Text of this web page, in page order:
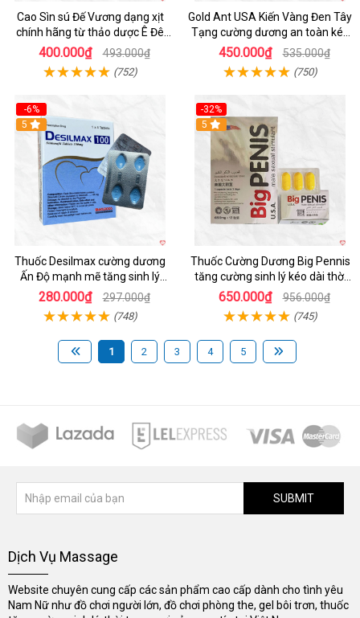
Cao Sìn sú Đế Vương dạng xịt
chính hãng từ thảo dược Ê Đê
Việt Nam
400.000₫ 493.000₫
(752)
Gold Ant USA Kiến Vàng Đen Tây
Tạng cường dương an toàn kéo
dài
450.000₫ 535.000₫
(750)
-6%
5
Thuốc Desilmax cường dương
Ấn Độ mạnh mẽ tăng sinh lý
nhanh
280.000₫ 297.000₫
(748)
-32%
5
Thuốc Cường Dương Big Pennis
tăng cường sinh lý kéo dài thời
gian
650.000₫ 956.000₫
(745)
1 2 3 4 5
SUBMIT
Dịch Vụ Massage
Website chuyên cung cấp các sản phẩm cao cấp dành cho tình yêu
Nam Nữ như đồ chơi người lớn, đồ chơi phòng the, gel bôi trơn, thuốc